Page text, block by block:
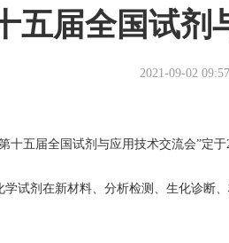
五届全国试剂
2021-09-02 09:57
五届全国试剂与应用技术交流会”定于
试剂在新材料、分析检测、生化诊